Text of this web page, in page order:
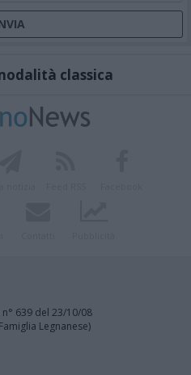
classica
639 del 23/10/08
Legnanese)